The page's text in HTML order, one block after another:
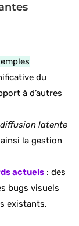
du
à d’autres
diffusion latente
la gestion
actuels : des
bugs visuels
existants.